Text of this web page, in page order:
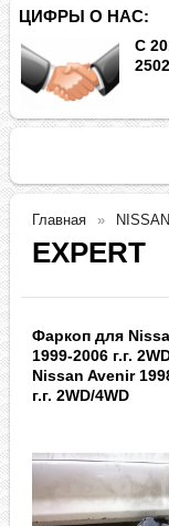
ЦИФРЫ О НАС:
С
Главная NISSAN
EXPERT
Фаркоп для
1999-2006 г.г.
Nissan Avenir
г.г. 2WD/4WD